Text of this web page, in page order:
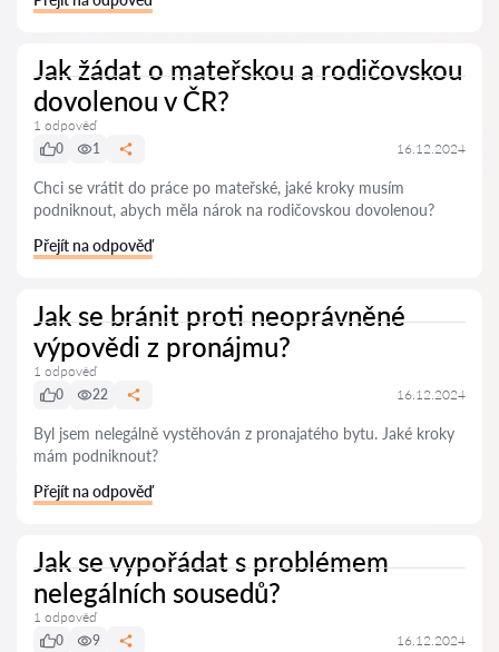
Jak žádat o mateřskou a rodičovskou
dovolenou v ČR?
1 odpověď
0
1 16.12.2024
Chci se vrátit do práce po mateřské, jaké kroky musím
podniknout, abych měla nárok na rodičovskou dovolenou?
Přejít na odpověď
Jak se bránit proti neoprávněné
výpovědi z pronájmu?
1 odpověď
0
22 16.12.2024
Byl jsem nelegálně vystěhován z pronajatého bytu. Jaké kroky
mám podniknout?
Přejít na odpověď
Jak se vypořádat s problémem
nelegálních sousedů?
1 odpověď
0
9 16.12.2024